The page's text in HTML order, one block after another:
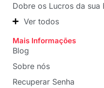
Dobre os Lucros da sua
Ver todos
Mais Informações
Blog
Sobre nós
Recuperar Senha